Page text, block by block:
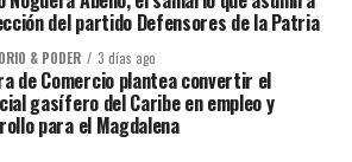
del partido Defensores de la Patria
& PODER 3 días ago
de Comercio plantea convertir el
gasífero del Caribe en empleo y
para el Magdalena